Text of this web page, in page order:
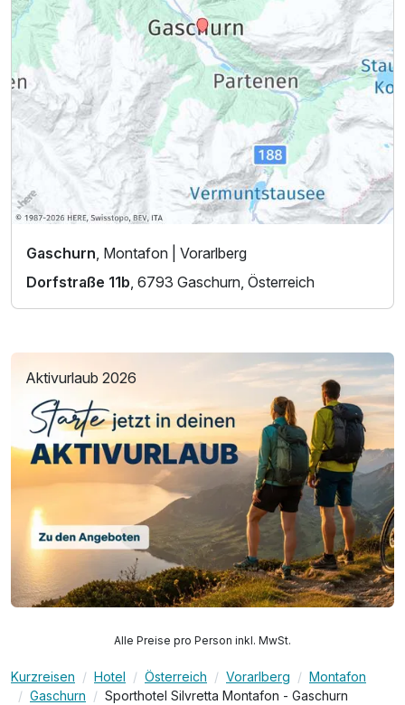
Gaschurn, Montafon | Vorarlberg
Dorfstraße 11b, 6793 Gaschurn, Österreich
Aktivurlaub 2026
Alle Preise pro Person inkl. MwSt.
Kurzreisen Hotel Österreich Vorarlberg
Montafon
Gaschurn
Sporthotel Silvretta Montafon - Gaschurn